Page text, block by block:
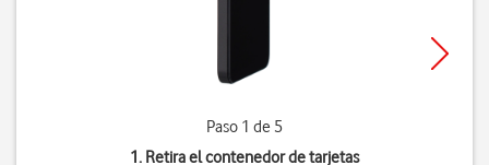
Paso 1 de 5
1. Retira el contenedor de tarjetas